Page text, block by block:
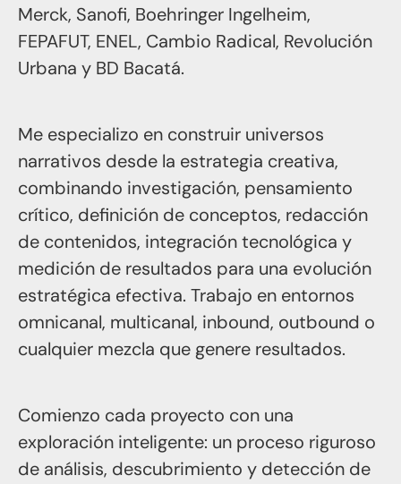
Merck, Sanofi, Boehringer Ingelheim,
FEPAFUT, ENEL, Cambio Radical, Revolución
Urbana y BD Bacatá.
Me especializo en construir universos
narrativos desde la estrategia creativa,
combinando investigación, pensamiento
crítico, definición de conceptos, redacción
de contenidos, integración tecnológica y
medición de resultados para una evolución
estratégica efectiva. Trabajo en entornos
omnicanal, multicanal, inbound, outbound o
cualquier mezcla que genere resultados.
Comienzo cada proyecto con una
exploración inteligente: un proceso riguroso
de análisis, descubrimiento y detección de